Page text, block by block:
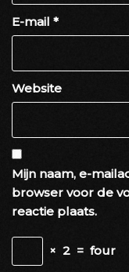
E-mail *
Website
Mijn naam, e-
browser voor de
reactie plaats.
× 2 = four